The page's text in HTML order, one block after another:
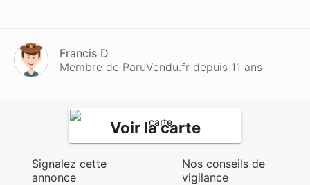
Francis D
Membre de ParuVendu.fr depuis 11 ans
Voir la carte
Signalez cette
annonce
Nos conseils de
vigilance